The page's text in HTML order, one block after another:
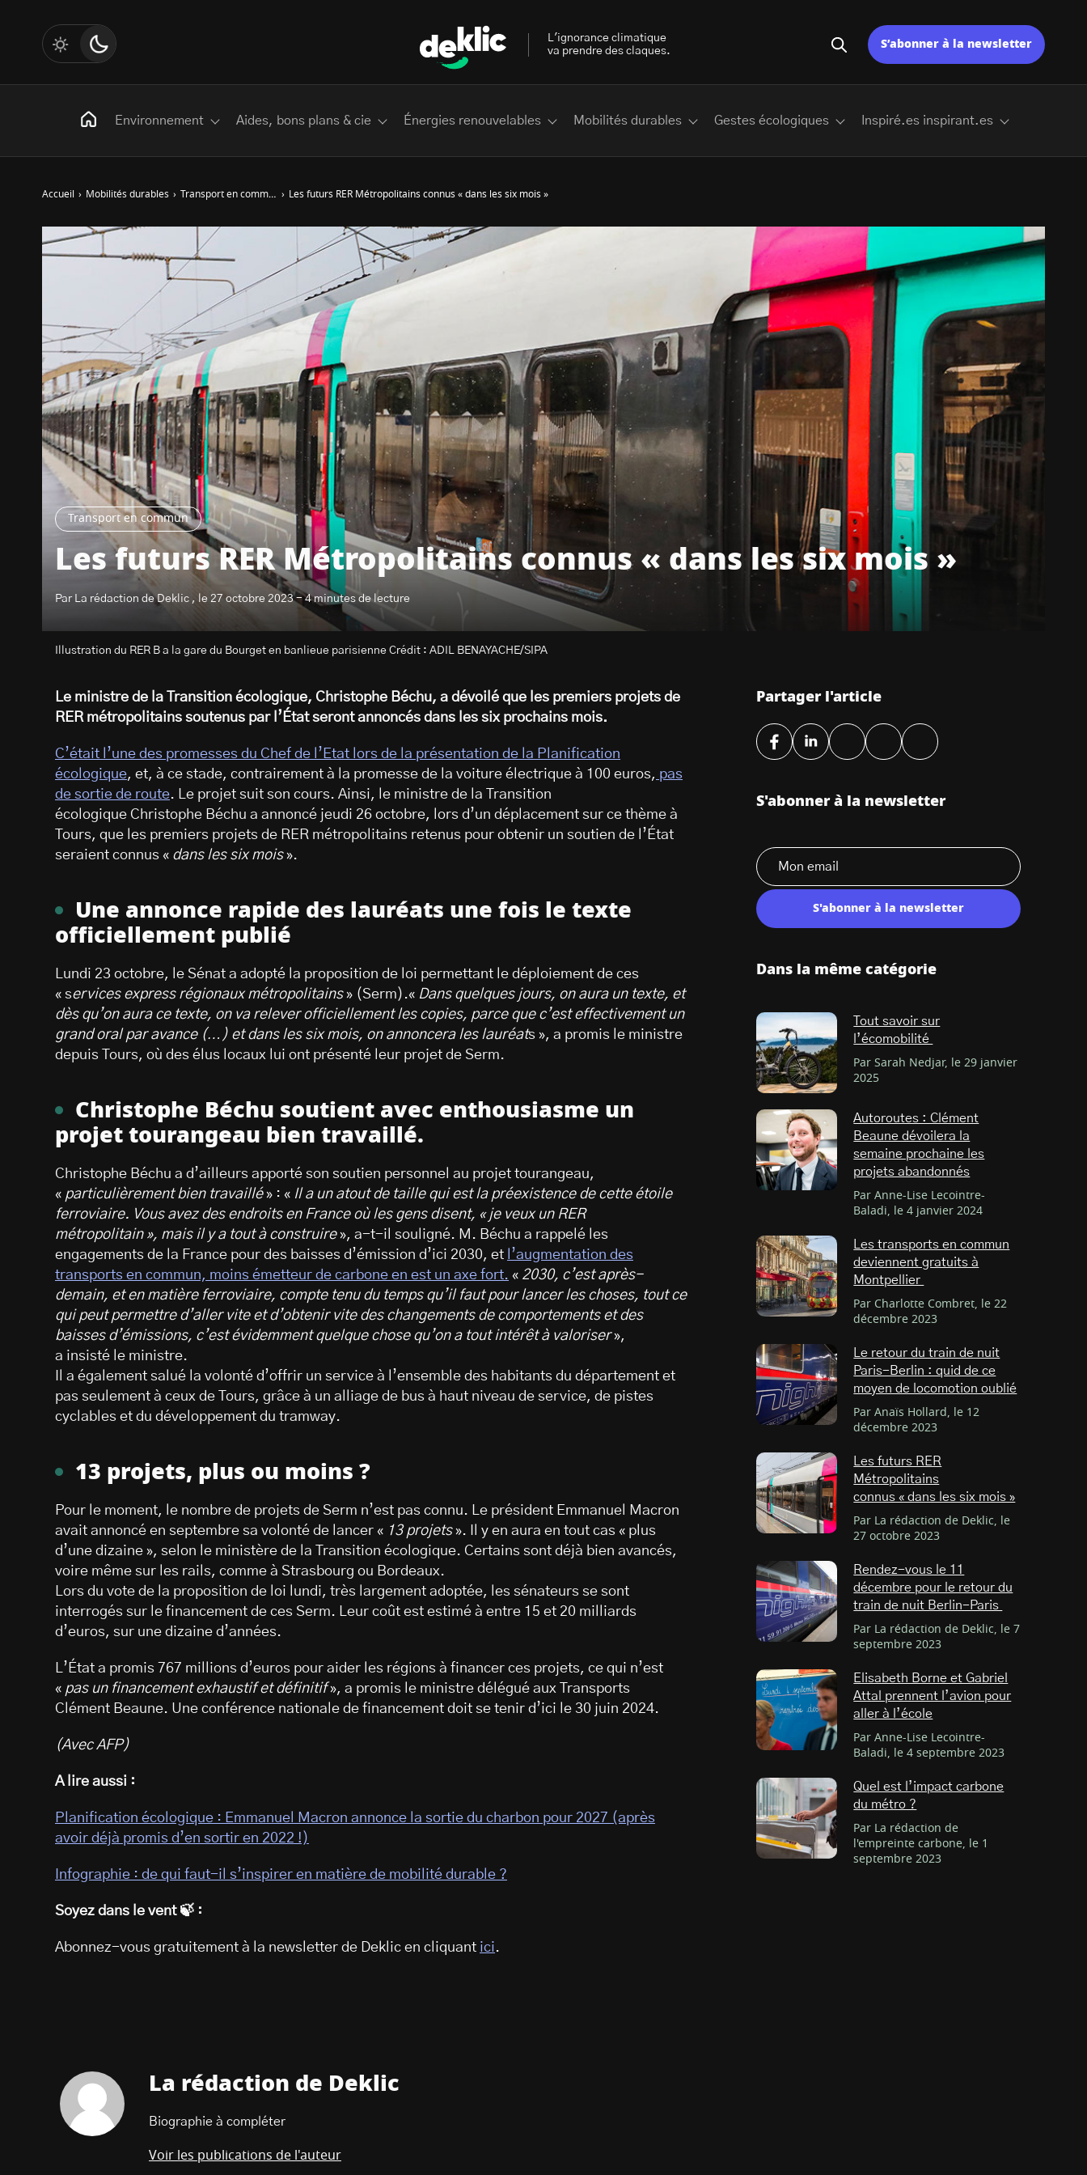
Transport en commun
Les futurs RER Métropolitains connus « dans les six mois »
Par La rédaction de Deklic , le 27 octobre 2023 - 4 minutes de lecture
Illustration du RER B a la gare du Bourget en banlieue parisienne Crédit : ADIL BENAYACHE/SIPA
Accueil › Mobilités durables › Transport en commun › Les futurs RER Métropolitains connus « dans les six mois »
Le ministre de la Transition écologique, Christophe Béchu, a dévoilé que les premiers projets de
RER métropolitains soutenus par l’État seront annoncés dans les six prochains mois.
C’était l’une des promesses du Chef de l’Etat lors de la présentation de la Planification
écologique, et, à ce stade, contrairement à la promesse de la voiture électrique à 100 euros, pas
de sortie de route. Le projet suit son cours. Ainsi, le ministre de la Transition
écologique Christophe Béchu a annoncé jeudi 26 octobre, lors d’un déplacement sur ce thème à
Tours, que les premiers projets de RER métropolitains retenus pour obtenir un soutien de l’État
seraient connus « dans les six mois».
Une annonce rapide des lauréats une fois le texte
officiellement publié
Lundi 23 octobre, le Sénat a adopté la proposition de loi permettant le déploiement de ces
« services express régionaux métropolitains» (Serm).« Dans quelques jours, on aura un texte, et
dès qu’on aura ce texte, on va relever officiellement les copies, parce que c’est effectivement un
grand oral par avance (…) et dans les six mois, on annoncera les lauréats », a promis le ministre
depuis Tours, où des élus locaux lui ont présenté leur projet de Serm.
Christophe Béchu soutient avec enthousiasme un
projet tourangeau bien travaillé.
Christophe Béchu a d’ailleurs apporté son soutien personnel au projet tourangeau,
« particulièrement bien travaillé» : « Il a un atout de taille qui est la préexistence de cette étoile
ferroviaire. Vous avez des endroits en France où les gens disent, « je veux un RER
métropolitain », mais il y a tout à construire», a-t-il souligné. M. Béchu a rappelé les
engagements de la France pour des baisses d’émission d’ici 2030, et
l’augmentation des
transports en commun, moins émetteur de carbone en est un axe fort. « 2030, c’est après-
demain, et en matière ferroviaire, compte tenu du temps qu’il faut pour lancer les choses, tout ce
qui peut permettre d’aller vite et d’obtenir vite des changements de comportements et des
baisses d’émissions, c’est évidemment quelque chose qu’on a tout intérêt à valoriser»,
a insisté le ministre.
Il a également salué la volonté d’offrir un service à l’ensemble des habitants du département et
pas seulement à ceux de Tours, grâce à un alliage de bus à haut niveau de service, de pistes
cyclables et du développement du tramway.
13 projets, plus ou moins ?
Pour le moment, le nombre de projets de Serm n’est pas connu. Le président Emmanuel Macron
avait annoncé en septembre sa volonté de lancer « 13 projets». Il y en aura en tout cas « plus
d’une dizaine », selon le ministère de la Transition écologique. Certains sont déjà bien avancés,
voire même sur les rails, comme à Strasbourg ou Bordeaux.
Lors du vote de la proposition de loi lundi, très largement adoptée, les sénateurs se sont
interrogés sur le financement de ces Serm. Leur coût est estimé à entre 15 et 20 milliards
d’euros, sur une dizaine d’années.
L’État a promis 767 millions d’euros pour aider les régions à financer ces projets, ce qui n’est
« pas un financement exhaustif et définitif», a promis le ministre délégué aux Transports
Clément Beaune. Une conférence nationale de financement doit se tenir d’ici le 30 juin 2024.
(Avec AFP)
A lire aussi :
Planification écologique : Emmanuel Macron annonce la sortie du charbon pour 2027 (après
avoir déjà promis d’en sortir en 2022 !)
Infographie : de qui faut-il s’inspirer en matière de mobilité durable ?
Soyez dans le vent 🍃 :
Abonnez-vous gratuitement à la newsletter de Deklic en cliquant ici.
La rédaction de Deklic
Biographie à compléter
Voir les publications de l'auteur
Partager l'article
S'abonner à la newsletter
S'abonner à la newsletter
Dans la même catégorie
Tout savoir sur
l’écomobilité
Par Sarah Nedjar, le 29 janvier
2025
Autoroutes : Clément
Beaune dévoilera la
semaine prochaine les
projets abandonnés
Par Anne-Lise Lecointre-
Baladi, le 4 janvier 2024
Les transports en commun
deviennent gratuits à
Montpellier
Par Charlotte Combret, le 22
décembre 2023
Le retour du train de nuit
Paris-Berlin : quid de ce
moyen de locomotion oublié
Par Anaïs Hollard, le 12
décembre 2023
Les futurs RER
Métropolitains
connus « dans les six mois »
Par La rédaction de Deklic, le
27 octobre 2023
Rendez-vous le 11
décembre pour le retour du
train de nuit Berlin-Paris
Par La rédaction de Deklic, le 7
septembre 2023
Elisabeth Borne et Gabriel
Attal prennent l’avion pour
aller à l’école
Par Anne-Lise Lecointre-
Baladi, le 4 septembre 2023
Quel est l’impact carbone
du métro ?
Par La rédaction de
l'empreinte carbone, le 1
septembre 2023
L'ignorance climatique
va prendre des claques.
S’abonner à la newsletter
Environnement Aides, bons plans & cie Énergies renouvelables Mobilités durables Gestes écologiques Inspiré.es inspirant.es
Les mots clés les plus recherchés sur Deklic
Transition Écologique interview Volte-face influenceur.se